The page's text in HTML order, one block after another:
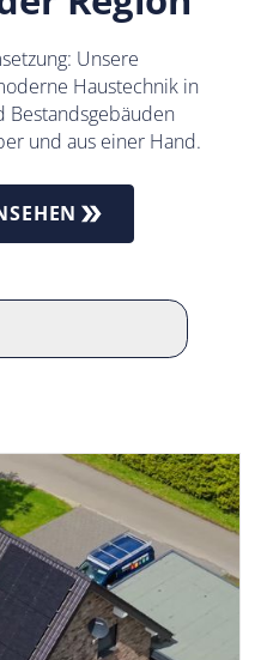
Unsere
Haustechnik in
Bestandsgebäuden
und aus einer Hand.